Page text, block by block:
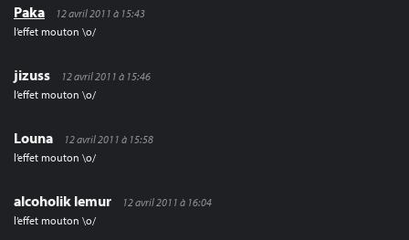
Paka
12 avril 2011 à 15:43
l’effet mouton \o/
jizuss
12 avril 2011 à 15:46
l’effet mouton \o/
Louna
12 avril 2011 à 15:58
l’effet mouton \o/
alcoholik lemur
12 avril 2011 à 16:04
l’effet mouton \o/